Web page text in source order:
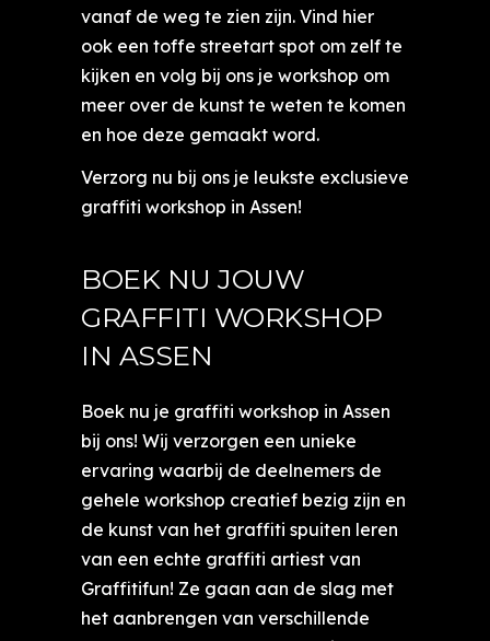
vanaf de weg te zien zijn. Vind hier
ook een toffe streetart spot om zelf te
kijken en volg bij ons je workshop om
meer over de kunst te weten te komen
en hoe deze gemaakt word.
Verzorg nu bij ons je leukste exclusieve
graffiti workshop in Assen!
BOEK NU JOUW
GRAFFITI WORKSHOP
IN ASSEN
Boek nu je graffiti workshop in Assen
bij ons! Wij verzorgen een unieke
ervaring waarbij de deelnemers de
gehele workshop creatief bezig zijn en
de kunst van het graffiti spuiten leren
van een echte graffiti artiest van
Graffitifun! Ze gaan aan de slag met
het aanbrengen van verschillende